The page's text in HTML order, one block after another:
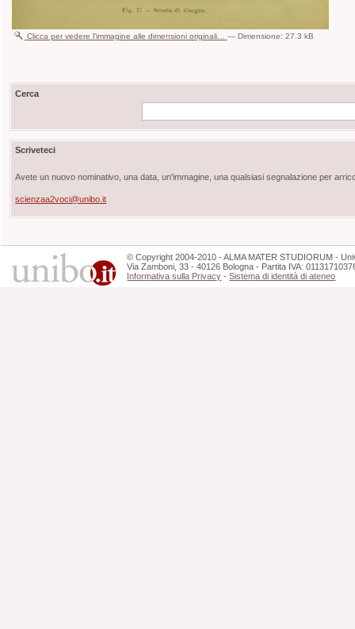
Clicca per vedere l'immagine alle dimensioni originali… — Dimensione: 27.3 kB
Cerca
Scriveteci
Avete un nuovo nominativo, una data, un'immagine, una qualsiasi segnalazione per
scienzaa2voci@unibo.it
©Copyright 2004-2010 - ALMA MATER STUDIORUM -
Via Zamboni, 33 - 40126 Bologna - Partita IVA:
Informativa sulla Privacy -Sistema di identità di ateneo